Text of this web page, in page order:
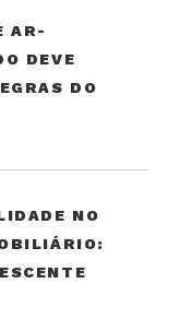
AR-
DEVE
DO
NO